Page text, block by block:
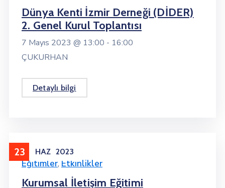
Dünya Kenti İzmir Derneği (DİDER)
2. Genel Kurul Toplantısı
7 Mayıs 2023 @ 13:00 - 16:00
ÇUKURHAN
Detaylı bilgi
23 HAZ 2023
Eğitimler, Etkinlikler
Kurumsal İletişim Eğitimi